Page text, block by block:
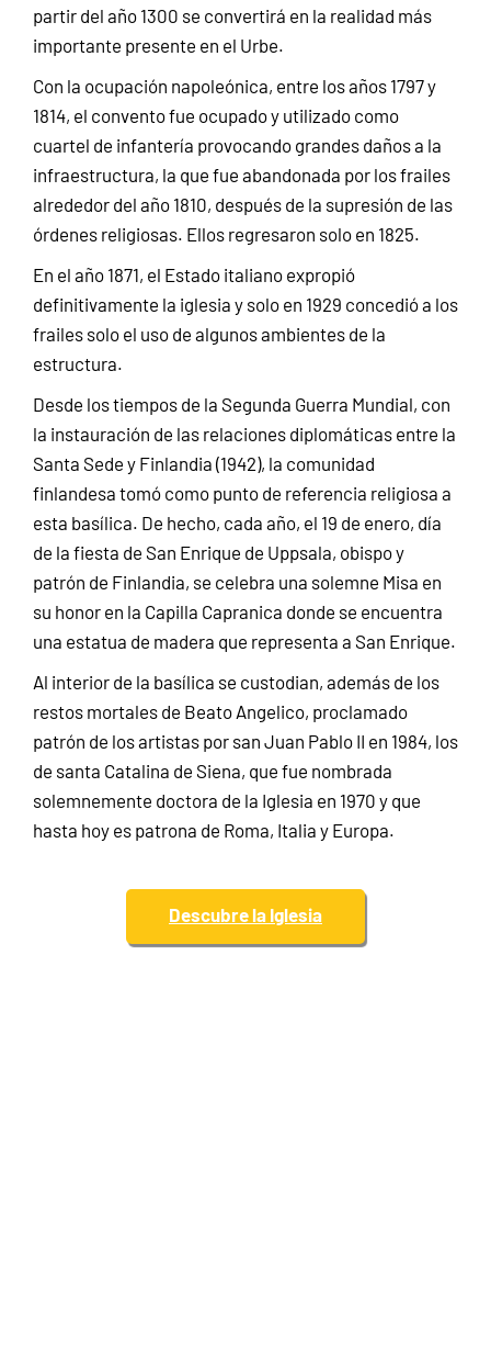
partir del año 1300 se convertirá en la realidad más
importante presente en el Urbe.
Con la ocupación napoleónica, entre los años 1797 y
1814, el convento fue ocupado y utilizado como
cuartel de infantería provocando grandes daños a la
infraestructura, la que fue abandonada por los frailes
alrededor del año 1810, después de la supresión de las
órdenes religiosas. Ellos regresaron solo en 1825.
En el año 1871, el Estado italiano expropió
definitivamente la iglesia y solo en 1929 concedió a los
frailes solo el uso de algunos ambientes de la
estructura.
Desde los tiempos de la Segunda Guerra Mundial, con
la instauración de las relaciones diplomáticas entre la
Santa Sede y Finlandia (1942), la comunidad
finlandesa tomó como punto de referencia religiosa a
esta basílica. De hecho, cada año, el 19 de enero, día
de la fiesta de San Enrique de Uppsala, obispo y
patrón de Finlandia, se celebra una solemne Misa en
su honor en la Capilla Capranica donde se encuentra
una estatua de madera que representa a San Enrique.
Al interior de la basílica se custodian, además de los
restos mortales de Beato Angelico, proclamado
patrón de los artistas por san Juan Pablo II en 1984, los
de santa Catalina de Siena, que fue nombrada
solemnemente doctora de la Iglesia en 1970 y que
hasta hoy es patrona de Roma, Italia y Europa.
Descubre la Iglesia